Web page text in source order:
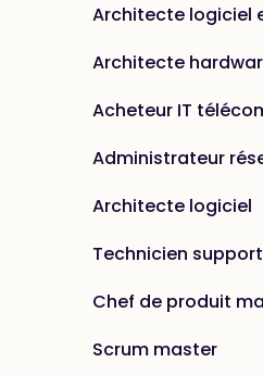
Architecte logiciel
Architecte
Acheteur IT
Administrateur
Architecte logiciel
Technicien support
Chef de produit
Scrum master